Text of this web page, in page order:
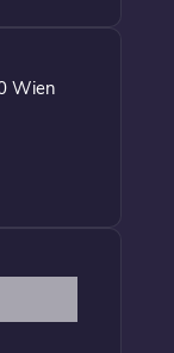
Wien